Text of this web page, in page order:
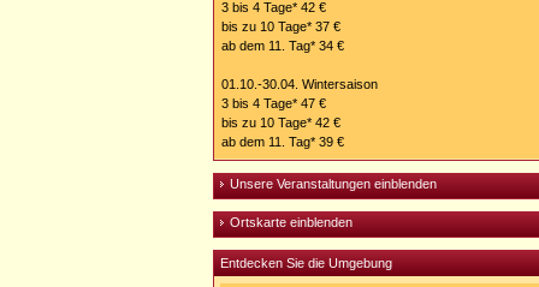
3 bis 4 Tage* 42 €
bis zu 10 Tage* 37 €
ab dem 11. Tag* 34 €
01.10.-30.04. Wintersaison
3 bis 4 Tage* 47 €
bis zu 10 Tage* 42 €
ab dem 11. Tag* 39 €
Unsere Veranstaltungen einblenden
Ortskarte einblenden
Entdecken Sie die Umgebung